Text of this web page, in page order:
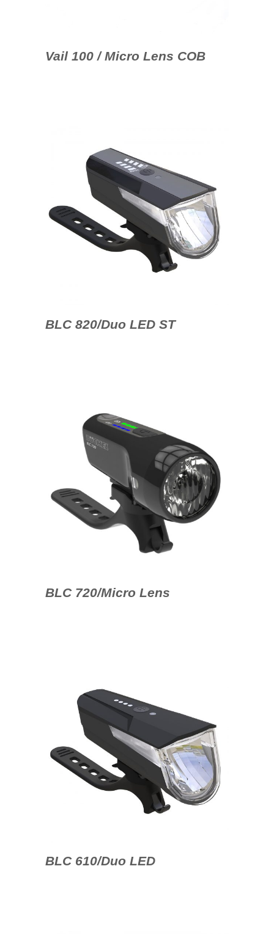
Vail 100 / Micro Lens COB
BLC 820/Duo LED ST
BLC 720/Micro Lens
BLC 610/Duo LED